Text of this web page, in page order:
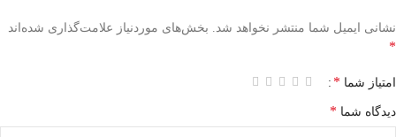
نشانی ایمیل شما منتشر نخواهد شد. بخش‌های موردنیاز علامت‌گذاری شده‌اند
*
امتیاز شما *
دیدگاه شما *